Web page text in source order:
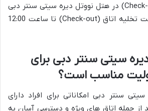
ساعت تحویل اتاق (Check-in) در هتل نووتل دیره سیتی سنتر دبی
از ساعت 14:00 و ساعت تخلیه اتاق (Check-out) تا ساعت 12:00
سیتی سنتر دبی برای
مناسب است؟
سنتر دبی امکاناتی برای افراد دارای
از جمله اتاق های ویژه و دسترسی آسان به